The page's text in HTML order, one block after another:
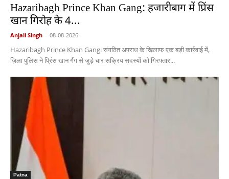
Hazaribagh Prince Khan Gang: हजारीबाग में प्रिंस
खान गिरोह के 4...
Anjali Singh - 08-08-2026
Hazaribagh Prince Khan Gang: संगठित अपराध के खिलाफ एक बड़ी कार्रवाई में,
ज़िला पुलिस ने प्रिंस खान गैंग से जुड़े चार सक्रिय सदस्यों को गिरफ्तार...
Patna